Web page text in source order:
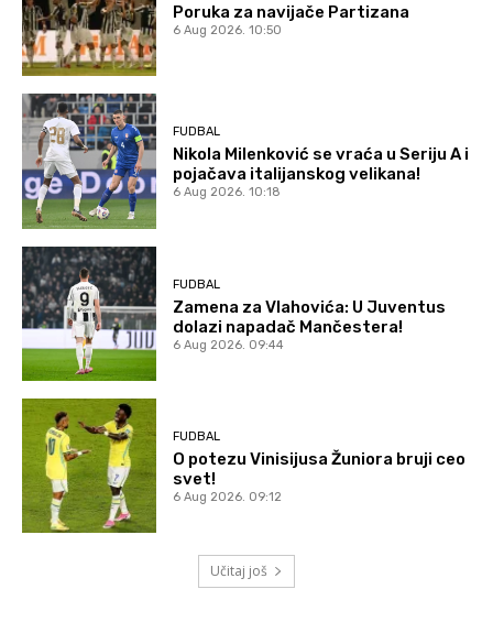
Poruka za navijače Partizana
6 Aug 2026. 10:50
FUDBAL
Nikola Milenković se vraća u Seriju A i
pojačava italijanskog velikana!
6 Aug 2026. 10:18
FUDBAL
Zamena za Vlahovića: U Juventus
dolazi napadač Mančestera!
6 Aug 2026. 09:44
FUDBAL
O potezu Vinisijusa Žuniora bruji ceo
svet!
6 Aug 2026. 09:12
Učitaj još